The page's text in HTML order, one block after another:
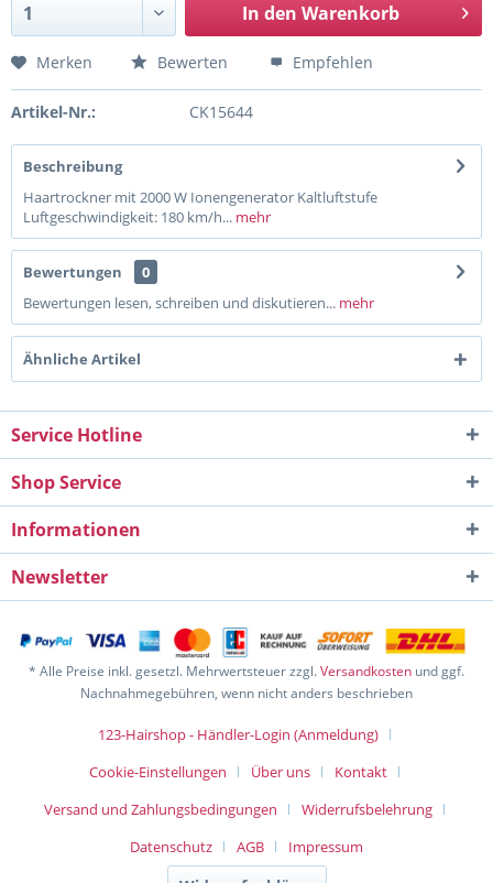
In den Warenkorb
Merken Bewerten Empfehlen
Artikel-Nr.: CK15644
Beschreibung
Haartrockner mit 2000 W Ionengenerator Kaltluftstufe
Luftgeschwindigkeit: 180 km/h... mehr
Bewertungen
0
Bewertungen lesen, schreiben und diskutieren... mehr
Ähnliche Artikel
Service Hotline
Shop Service
Informationen
Newsletter
* Alle Preise inkl. gesetzl. Mehrwertsteuer zzgl.Versandkosten und ggf.
Nachnahmegebühren, wenn nicht anders beschrieben
123-Hairshop - Händler-Login (Anmeldung)
Cookie-Einstellungen
Über uns
Kontakt
Versand und Zahlungsbedingungen
Widerrufsbelehrung
Datenschutz
AGB Impressum